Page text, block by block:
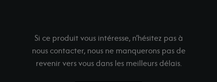
Si ce produit vous intéresse, n’hésitez pas à
nous contacter, nous ne manquerons pas de
revenir vers vous dans les meilleurs délais.